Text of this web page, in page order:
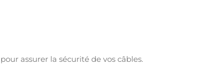
assurer la sécurité de vos câbles.